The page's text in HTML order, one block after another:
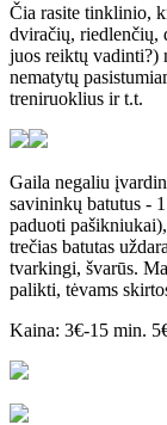
Čia rasite tinklinio,
dviračių, riedlenčių,
juos reiktų vadinti?)
nematytų
treniruoklius ir t.t.
Gaila negaliu
savininkų batutus -
paduoti
trečias batutas
tvarkingi, švarūs.
palikti, tėvams
Kaina: 3€-15 min.